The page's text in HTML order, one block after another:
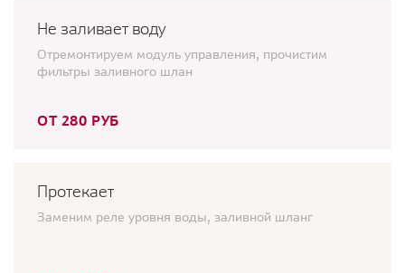
Не заливает воду
Отремонтируем модуль управления, прочистим
фильтры заливного шлан
ОТ 280 РУБ
Протекает
Заменим реле уровня воды, заливной шланг